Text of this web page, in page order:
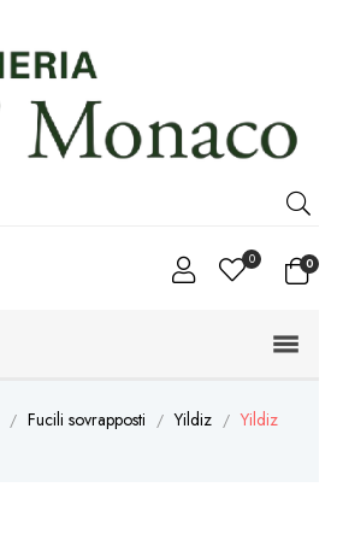
0 0
Fucili sovrapposti Yildiz
Yildiz